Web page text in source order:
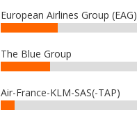
European Airlines Group (EAG)
The Blue Group
Air-France-KLM-SAS(-TAP)